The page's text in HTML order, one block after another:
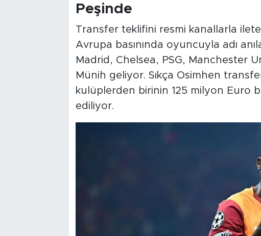
Peşinde
Transfer teklifini resmi kanallarla
Avrupa basınında oyuncuyla adı
Madrid, Chelsea, PSG, Manchester
Münih geliyor. Sıkça Osimhen
kulüplerden birinin 125 milyon Euro
ediliyor.